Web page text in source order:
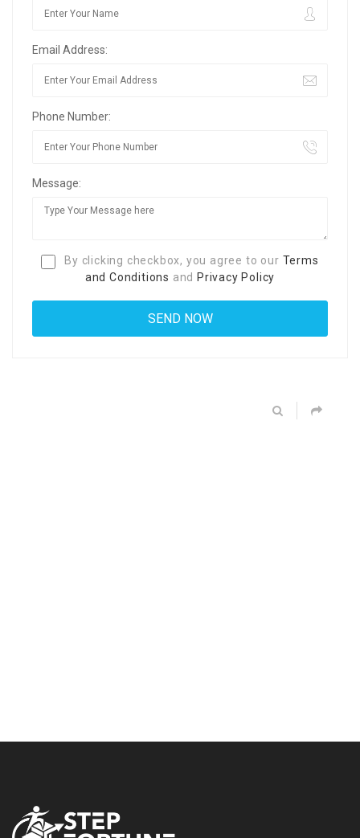
Email Address:
Phone Number:
Message:
By clicking checkbox, you agree to our Terms
and Conditions and Privacy Policy